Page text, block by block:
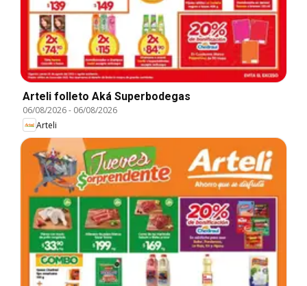
Arteli folleto Aká Superbodegas
06/08/2026- 06/08/2026
Arteli